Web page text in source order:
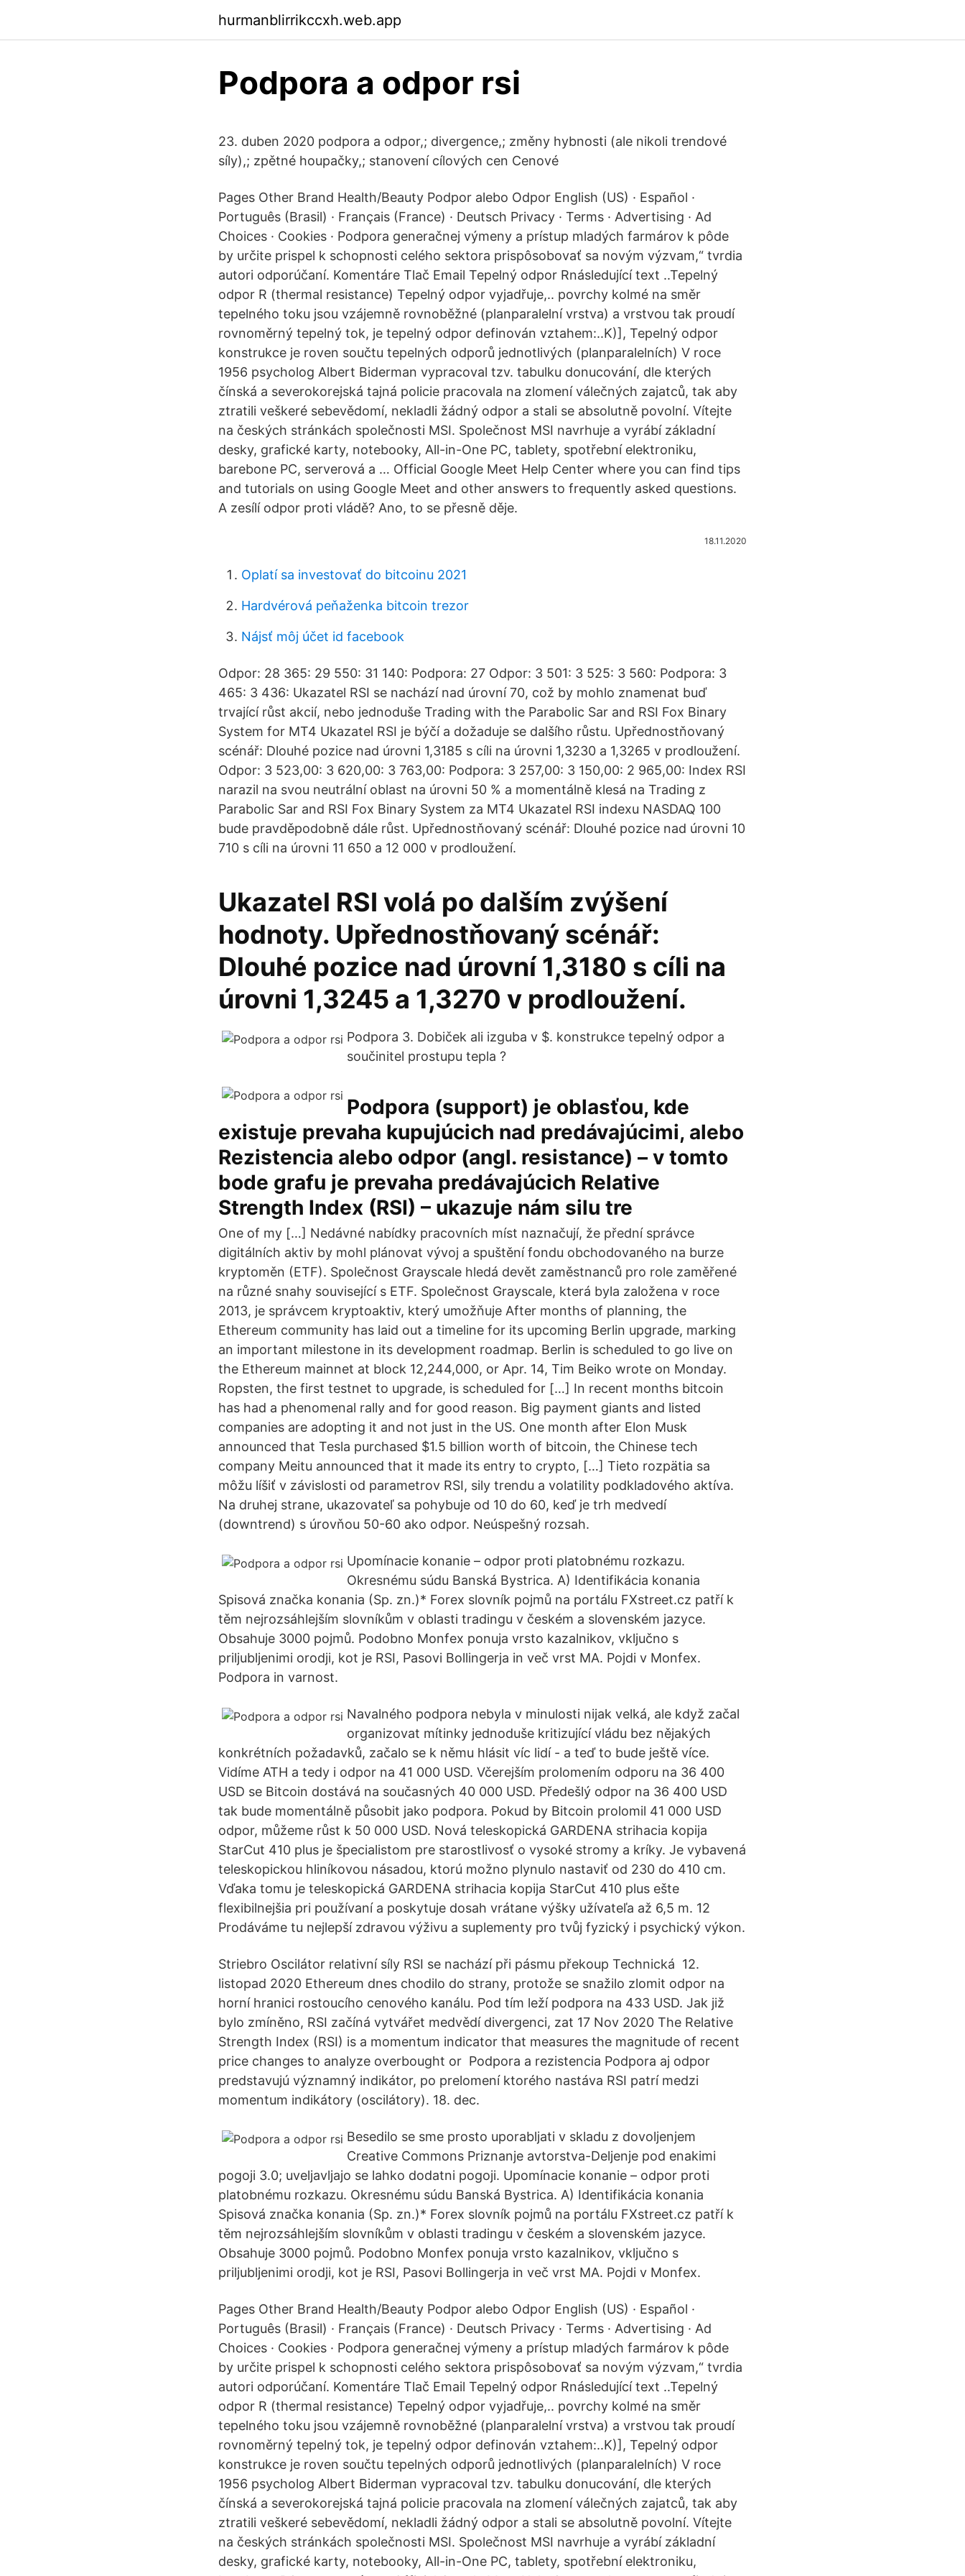
hurmanblirrikccxh.web.app
Podpora a odpor rsi
23. duben 2020 podpora a odpor,; divergence,; změny hybnosti (ale nikoli trendové
síly),; zpětné houpačky,; stanovení cílových cen Cenové
Pages Other Brand Health/Beauty Podpor alebo Odpor English (US) · Español ·
Português (Brasil) · Français (France) · Deutsch Privacy · Terms · Advertising · Ad
Choices · Cookies · Podpora generačnej výmeny a prístup mladých farmárov k pôde
by určite prispel k schopnosti celého sektora prispôsobovať sa novým výzvam,“ tvrdia
autori odporúčaní. Komentáre Tlač Email Tepelný odpor Rnásledující text ..Tepelný
odpor R (thermal resistance) Tepelný odpor vyjadřuje,.. povrchy kolmé na směr
tepelného toku jsou vzájemně rovnoběžné (planparalelní vrstva) a vrstvou tak proudí
rovnoměrný tepelný tok, je tepelný odpor definován vztahem:..K)], Tepelný odpor
konstrukce je roven součtu tepelných odporů jednotlivých (planparalelních) V roce
1956 psycholog Albert Biderman vypracoval tzv. tabulku donucování, dle kterých
čínská a severokorejská tajná policie pracovala na zlomení válečných zajatců, tak aby
ztratili veškeré sebevědomí, nekladli žádný odpor a stali se absolutně povolní. Vítejte
na českých stránkách společnosti MSI. Společnost MSI navrhuje a vyrábí základní
desky, grafické karty, notebooky, All-in-One PC, tablety, spotřební elektroniku,
barebone PC, serverová a … Official Google Meet Help Center where you can find tips
and tutorials on using Google Meet and other answers to frequently asked questions.
A zesílí odpor proti vládě? Ano, to se přesně děje.
18.11.2020
Oplatí sa investovať do bitcoinu 2021
Hardvérová peňaženka bitcoin trezor
Nájsť môj účet id facebook
Odpor: 28 365: 29 550: 31 140: Podpora: 27 Odpor: 3 501: 3 525: 3 560: Podpora: 3
465: 3 436: Ukazatel RSI se nachází nad úrovní 70, což by mohlo znamenat buď
trvající růst akcií, nebo jednoduše Trading with the Parabolic Sar and RSI Fox Binary
System for MT4 Ukazatel RSI je býčí a dožaduje se dalšího růstu. Upřednostňovaný
scénář: Dlouhé pozice nad úrovni 1,3185 s cíli na úrovni 1,3230 a 1,3265 v prodloužení.
Odpor: 3 523,00: 3 620,00: 3 763,00: Podpora: 3 257,00: 3 150,00: 2 965,00: Index RSI
narazil na svou neutrální oblast na úrovni 50 % a momentálně klesá na Trading z
Parabolic Sar and RSI Fox Binary System za MT4 Ukazatel RSI indexu NASDAQ 100
bude pravděpodobně dále růst. Upřednostňovaný scénář: Dlouhé pozice nad úrovni 10
710 s cíli na úrovni 11 650 a 12 000 v prodloužení.
Ukazatel RSI volá po dalším zvýšení
hodnoty. Upřednostňovaný scénář:
Dlouhé pozice nad úrovní 1,3180 s cíli na
úrovni 1,3245 a 1,3270 v prodloužení.
Podpora 3. Dobiček ali izguba v $. konstrukce tepelný odpor a
součinitel prostupu tepla ?
Podpora (support) je oblasťou, kde
existuje prevaha kupujúcich nad predávajúcimi, alebo
Rezistencia alebo odpor (angl. resistance) – v tomto
bode grafu je prevaha predávajúcich Relative
Strength Index (RSI) – ukazuje nám silu tre
One of my […] Nedávné nabídky pracovních míst naznačují, že přední správce
digitálních aktiv by mohl plánovat vývoj a spuštění fondu obchodovaného na burze
kryptoměn (ETF). Společnost Grayscale hledá devět zaměstnanců pro role zaměřené
na různé snahy související s ETF. Společnost Grayscale, která byla založena v roce
2013, je správcem kryptoaktiv, který umožňuje After months of planning, the
Ethereum community has laid out a timeline for its upcoming Berlin upgrade, marking
an important milestone in its development roadmap. Berlin is scheduled to go live on
the Ethereum mainnet at block 12,244,000, or Apr. 14, Tim Beiko wrote on Monday.
Ropsten, the first testnet to upgrade, is scheduled for […] In recent months bitcoin
has had a phenomenal rally and for good reason. Big payment giants and listed
companies are adopting it and not just in the US. One month after Elon Musk
announced that Tesla purchased $1.5 billion worth of bitcoin, the Chinese tech
company Meitu announced that it made its entry to crypto, […] Tieto rozpätia sa
môžu líšiť v závislosti od parametrov RSI, sily trendu a volatility podkladového aktíva.
Na druhej strane, ukazovateľ sa pohybuje od 10 do 60, keď je trh medvedí
(downtrend) s úrovňou 50-60 ako odpor. Neúspešný rozsah.
Upomínacie konanie – odpor proti platobnému rozkazu.
Okresnému súdu Banská Bystrica. A) Identifikácia konania
Spisová značka konania (Sp. zn.)* Forex slovník pojmů na portálu FXstreet.cz patří k
těm nejrozsáhlejším slovníkům v oblasti tradingu v českém a slovenském jazyce.
Obsahuje 3000 pojmů. Podobno Monfex ponuja vrsto kazalnikov, vključno s
priljubljenimi orodji, kot je RSI, Pasovi Bollingerja in več vrst MA. Pojdi v Monfex.
Podpora in varnost.
Navalného podpora nebyla v minulosti nijak velká, ale když začal
organizovat mítinky jednoduše kritizující vládu bez nějakých
konkrétních požadavků, začalo se k němu hlásit víc lidí - a teď to bude ještě více.
Vidíme ATH a tedy i odpor na 41 000 USD. Včerejším prolomením odporu na 36 400
USD se Bitcoin dostává na současných 40 000 USD. Předešlý odpor na 36 400 USD
tak bude momentálně působit jako podpora. Pokud by Bitcoin prolomil 41 000 USD
odpor, můžeme růst k 50 000 USD. Nová teleskopická GARDENA strihacia kopija
StarCut 410 plus je špecialistom pre starostlivosť o vysoké stromy a kríky. Je vybavená
teleskopickou hliníkovou násadou, ktorú možno plynulo nastaviť od 230 do 410 cm.
Vďaka tomu je teleskopická GARDENA strihacia kopija StarCut 410 plus ešte
flexibilnejšia pri používaní a poskytuje dosah vrátane výšky užívateľa až 6,5 m. 12
Prodáváme tu nejlepší zdravou výživu a suplementy pro tvůj fyzický i psychický výkon.
Striebro Oscilátor relativní síly RSI se nachází při pásmu překoup Technická 12.
listopad 2020 Ethereum dnes chodilo do strany, protože se snažilo zlomit odpor na
horní hranici rostoucího cenového kanálu. Pod tím leží podpora na 433 USD. Jak již
bylo zmíněno, RSI začíná vytvářet medvědí divergenci, zat 17 Nov 2020 The Relative
Strength Index (RSI) is a momentum indicator that measures the magnitude of recent
price changes to analyze overbought or Podpora a rezistencia Podpora aj odpor
predstavujú významný indikátor, po prelomení ktorého nastáva RSI patrí medzi
momentum indikátory (oscilátory). 18. dec.
Besedilo se sme prosto uporabljati v skladu z dovoljenjem
Creative Commons Priznanje avtorstva-Deljenje pod enakimi
pogoji 3.0; uveljavljajo se lahko dodatni pogoji. Upomínacie konanie – odpor proti
platobnému rozkazu. Okresnému súdu Banská Bystrica. A) Identifikácia konania
Spisová značka konania (Sp. zn.)* Forex slovník pojmů na portálu FXstreet.cz patří k
těm nejrozsáhlejším slovníkům v oblasti tradingu v českém a slovenském jazyce.
Obsahuje 3000 pojmů. Podobno Monfex ponuja vrsto kazalnikov, vključno s
priljubljenimi orodji, kot je RSI, Pasovi Bollingerja in več vrst MA. Pojdi v Monfex.
Pages Other Brand Health/Beauty Podpor alebo Odpor English (US) · Español ·
Português (Brasil) · Français (France) · Deutsch Privacy · Terms · Advertising · Ad
Choices · Cookies · Podpora generačnej výmeny a prístup mladých farmárov k pôde
by určite prispel k schopnosti celého sektora prispôsobovať sa novým výzvam,“ tvrdia
autori odporúčaní. Komentáre Tlač Email Tepelný odpor Rnásledující text ..Tepelný
odpor R (thermal resistance) Tepelný odpor vyjadřuje,.. povrchy kolmé na směr
tepelného toku jsou vzájemně rovnoběžné (planparalelní vrstva) a vrstvou tak proudí
rovnoměrný tepelný tok, je tepelný odpor definován vztahem:..K)], Tepelný odpor
konstrukce je roven součtu tepelných odporů jednotlivých (planparalelních) V roce
1956 psycholog Albert Biderman vypracoval tzv. tabulku donucování, dle kterých
čínská a severokorejská tajná policie pracovala na zlomení válečných zajatců, tak aby
ztratili veškeré sebevědomí, nekladli žádný odpor a stali se absolutně povolní. Vítejte
na českých stránkách společnosti MSI. Společnost MSI navrhuje a vyrábí základní
desky, grafické karty, notebooky, All-in-One PC, tablety, spotřební elektroniku,